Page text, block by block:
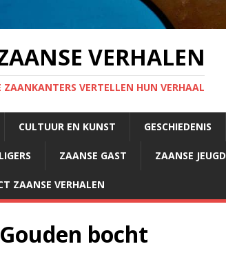
VERHALEN
ZAANKANTERS VERTELLEN HUN VERHAAL
CULTUUR EN KUNST GESCHIEDENIS
ZAANSE GAST ZAANSE JEUGD
ZAANSE VERHALEN
bocht